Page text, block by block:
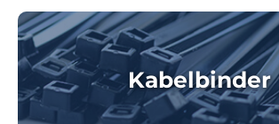
Kabelbinder